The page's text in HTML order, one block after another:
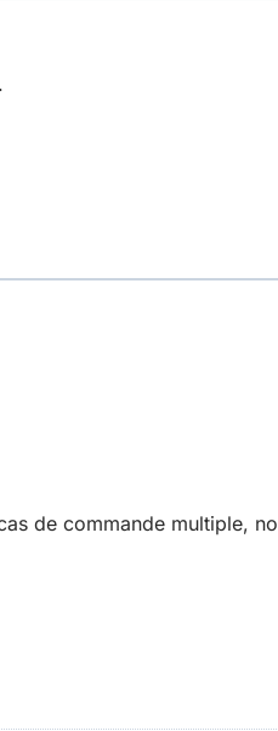
de commande multiple,